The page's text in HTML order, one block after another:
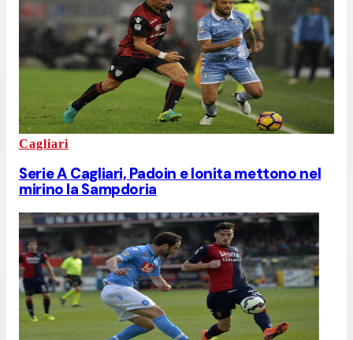
Cagliari
Serie A Cagliari, Padoin e Ionita mettono nel
mirino la Sampdoria